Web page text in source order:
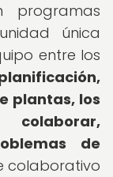
programas
única
entre los
plantas, los
de
colaborativo